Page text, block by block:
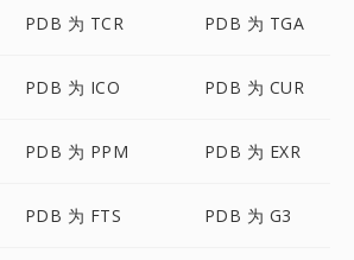
PDB 为 TCR PDB 为 TGA
PDB 为 ICO PDB 为 CUR
PDB 为 PPM PDB 为 EXR
PDB 为 FTS PDB 为 G3